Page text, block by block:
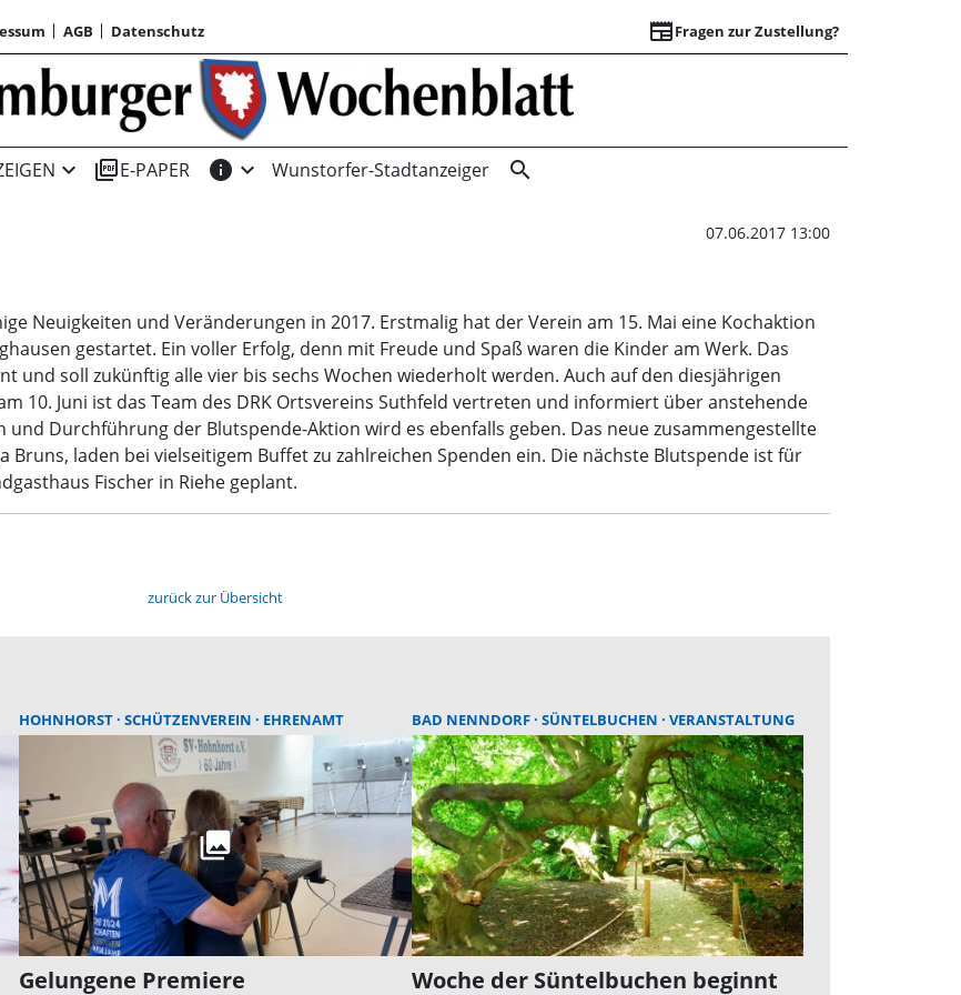
AGB Datenschutz newspaperFragen zur Zustellung?
Aktionen beim
expand_more picture_as_pdfE-PAPER info expand_more Wunstorfer-Stadtanzeiger search
07.06.2017 13:00
Neuigkeiten und Veränderungen in 2017. Erstmalig hat der Verein am 15. Mai eine Kochaktion
gestartet. Ein voller Erfolg, denn mit Freude und Spaß waren die Kinder am Werk. Das
und soll zukünftig alle vier bis sechs Wochen wiederholt werden. Auch auf den diesjährigen
10. Juni ist das Team des DRK Ortsvereins Suthfeld vertreten und informiert über anstehende
Durchführung der Blutspende-Aktion wird es ebenfalls geben. Das neue zusammengestellte
laden bei vielseitigem Buffet zu zahlreichen Spenden ein. Die nächste Blutspende ist für
Fischer in Riehe geplant.
zurück zur Übersicht
HOHNHORST SCHÜTZENVEREIN EHRENAMT
Gelungene Premiere
BAD NENNDORF SÜNTELBUCHEN VERANSTALTUNG
Woche der Süntelbuchen beginnt